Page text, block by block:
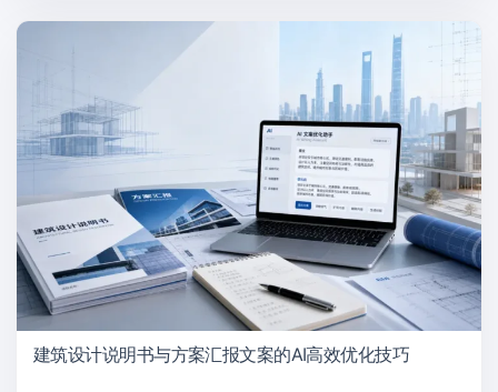
建筑设计说明书与方案汇报文案的AI高效优化技巧